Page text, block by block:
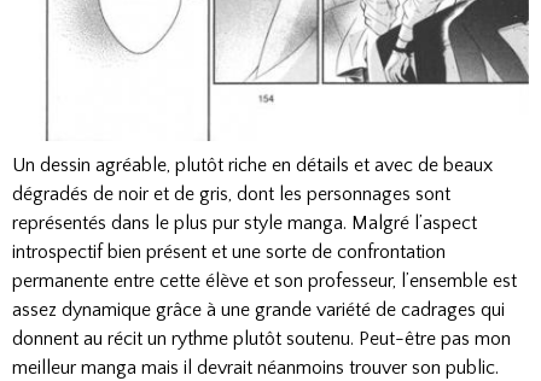
Un dessin agréable, plutôt riche en détails et avec de beaux
dégradés de noir et de gris, dont les personnages sont
représentés dans le plus pur style manga. Malgré l’aspect
introspectif bien présent et une sorte de confrontation
permanente entre cette élève et son professeur, l’ensemble est
assez dynamique grâce à une grande variété de cadrages qui
donnent au récit un rythme plutôt soutenu. Peut-être pas mon
meilleur manga mais il devrait néanmoins trouver son public.